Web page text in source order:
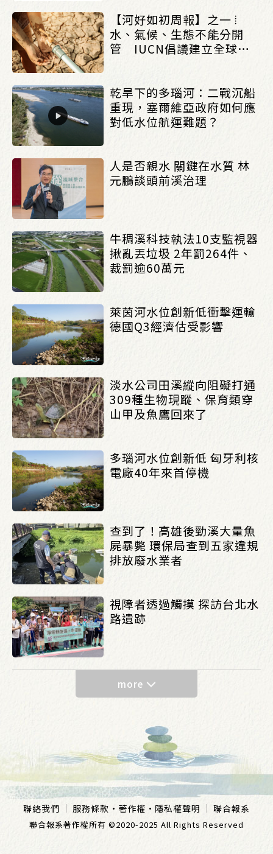
【河好如初周報】之一 ⦙
水、氣候、生態不能分開
管 IUCN倡議建立全球水
乾旱下的多瑙河：二戰沉船
重現，塞爾維亞政府如何應
對低水位航運難題？
人是否親水 關鍵在水質 林
元鵬談頭前溪治理
牛稠溪科技執法10支監視器
揪亂丟垃圾 2年罰264件、
裁罰逾60萬元
萊茵河水位創新低衝擊運輸
德國Q3經濟估受影響
淡水公司田溪縱向阻礙打通
309種生物現蹤、保育類穿
山甲及魚鷹回來了
多瑙河水位創新低 匈牙利核
電廠40年來首停機
查到了！高雄後勁溪大量魚
屍暴斃 環保局查到五家違規
排放廢水業者
視障者透過觸摸 探訪台北水
路遺跡
more
聯絡我們 服務條款 · 著作權 · 隱私權聲明 聯合報系
聯合報系著作權所有 ©2020-2025 All Rights Reserved